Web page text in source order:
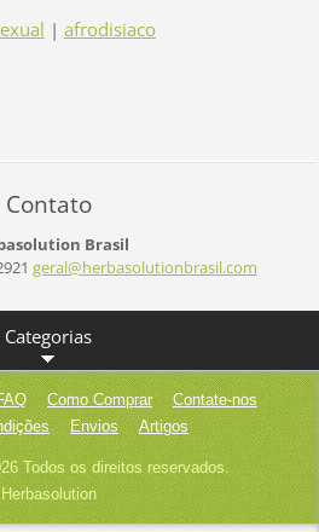
| afrodisiaco
Contato
Brasil
geral@herbasolutionbrasil.com
Categorias
Como Comprar
Contate-nos
Envios Artigos
Todos os direitos reservados.
Herbasolution